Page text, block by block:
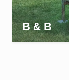
B & B